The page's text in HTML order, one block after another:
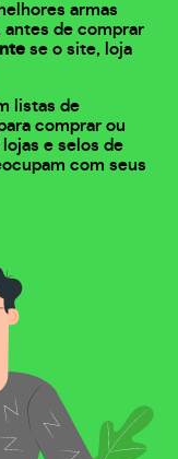
armas
antes de comprar
se o site, loja
listas de
comprar ou
e selos de
com seus